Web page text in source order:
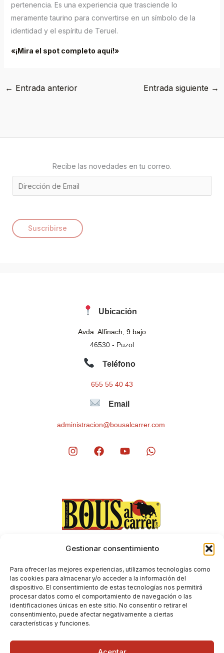
Gestionar consentimiento
Para ofrecer las mejores experiencias, utilizamos tecnologías como
las cookies para almacenar y/o acceder a la información del
dispositivo. El consentimiento de estas tecnologías nos permitirá
procesar datos como el comportamiento de navegación o las
identificaciones únicas en este sitio. No consentir o retirar el
consentimiento, puede afectar negativamente a ciertas
características y funciones.
pertenencia. Es una experiencia que trasciende lo
meramente taurino para convertirse en un símbolo de la
identidad y el espíritu de Teruel.
«¡Mira el spot completo aquí!»
← Entrada anterior Entrada siguiente →
Recibe las novedades en tu correo.
m
l
Suscribirse
Ubicación
Avda. Alfinach, 9 bajo
46530 - Puzol
Teléfono
655 55 40 43
Email
administracion@bousalcarrer.com
Aviso Legal
Envíos y devoluciones
Condiciones generales de contratación
Política de Privacidad
Política de Cookies